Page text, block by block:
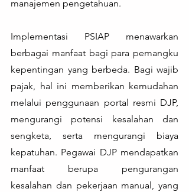
manajemen pengetahuan.
Implementasi PSIAP menawarkan
berbagai manfaat bagi para pemangku
kepentingan yang berbeda. Bagi wajib
pajak, hal ini memberikan kemudahan
melalui penggunaan portal resmi DJP,
mengurangi potensi kesalahan dan
sengketa, serta mengurangi biaya
kepatuhan. Pegawai DJP mendapatkan
manfaat berupa pengurangan
kesalahan dan pekerjaan manual, yang